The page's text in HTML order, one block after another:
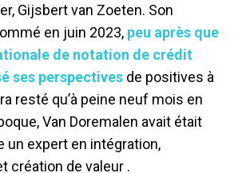
Gijsbert van Zoeten. Son
en juin 2023, peu après que
de notation de crédit
ses perspectives de positives à
resté qu’à peine neuf mois en
Van Doremalen avait était
un expert en intégration,
création de valeur .